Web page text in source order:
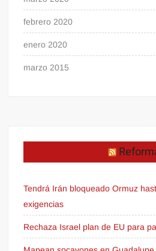
febrero 2020
enero 2020
marzo 2015
Tendrá Irán bloqueado Ormuz
exigencias
Rechaza Israel plan de EU para